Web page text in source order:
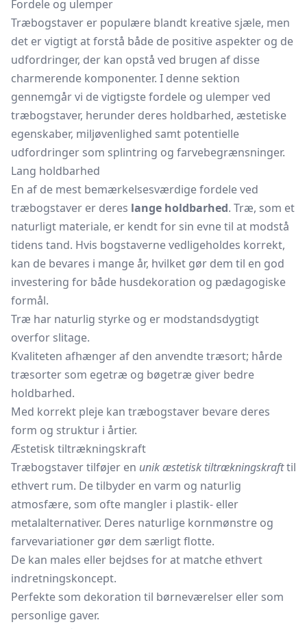
Fordele og ulemper
Træbogstaver er populære blandt kreative sjæle, men
det er vigtigt at forstå både de positive aspekter og de
udfordringer, der kan opstå ved brugen af disse
charmerende komponenter. I denne sektion
gennemgår vi de vigtigste fordele og ulemper ved
træbogstaver, herunder deres holdbarhed, æstetiske
egenskaber, miljøvenlighed samt potentielle
udfordringer som splintring og farvebegrænsninger.
Lang holdbarhed
En af de mest bemærkelsesværdige fordele ved
træbogstaver er deres lange holdbarhed. Træ, som et
naturligt materiale, er kendt for sin evne til at modstå
tidens tand. Hvis bogstaverne vedligeholdes korrekt,
kan de bevares i mange år, hvilket gør dem til en god
investering for både husdekoration og pædagogiske
formål.
Træ har naturlig styrke og er modstandsdygtigt
overfor slitage.
Kvaliteten afhænger af den anvendte træsort; hårde
træsorter som egetræ og bøgetræ giver bedre
holdbarhed.
Med korrekt pleje kan træbogstaver bevare deres
form og struktur i årtier.
Æstetisk tiltrækningskraft
Træbogstaver tilføjer en unik æstetisk tiltrækningskrafttil
ethvert rum. De tilbyder en varm og naturlig
atmosfære, som ofte mangler i plastik- eller
metalalternativer. Deres naturlige kornmønstre og
farvevariationer gør dem særligt flotte.
De kan males eller bejdses for at matche ethvert
indretningskoncept.
Perfekte som dekoration til børneværelser eller som
personlige gaver.